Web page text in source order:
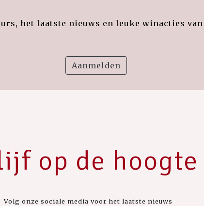
het laatste nieuws en leuke winacties
Aanmelden
op de hoogte
Volg onze sociale media voor het laatste nieuws